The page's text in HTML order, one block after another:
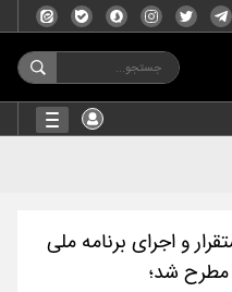
و اجرای برنامه ملی
مطرح شد؛